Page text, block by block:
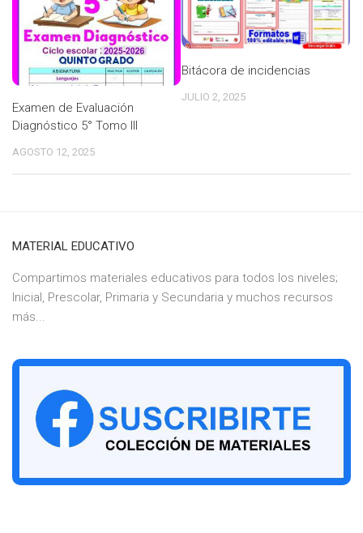
Examen de Evaluación
Diagnóstico 5° Tomo III
AGOSTO 12, 2025
Bitácora de incidencias
JULIO 2, 2025
MATERIAL EDUCATIVO
Compartimos materiales educativos para todos los niveles;
Inicial, Prescolar, Primaria y Secundaria y muchos recursos
más...